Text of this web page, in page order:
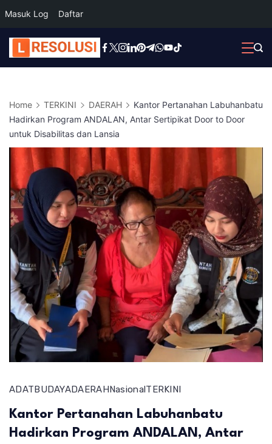
Masuk Log Daftar
Skip
to
Home TERKINI DAERAH
Kantor Pertanahan Labuhanbatu
Hadirkan Program ANDALAN, Antar Sertipikat Door to Door
untuk Disabilitas dan Lansia
ADATBUDAYADAERAHNasionalTERKINI
Kantor Pertanahan Labuhanbatu
Hadirkan Program ANDALAN, Antar